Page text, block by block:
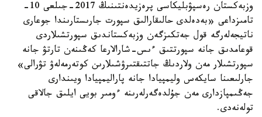
وزبەكستان رەسپۋبليكاسى پرەزيدەنتىنىڭ 2017-جىلعى 10-
تامىزداعى «بەدەلدى حالىقارالىق سپورت جارىستارىندا جوعارى
ناتيجەلەرگە قول جەتكىزگەن وزبەكستاندىق سپورتشىلاردى
قوعامدىق جانە سپورتتىق ءىس-شارالارعا كەڭىنەن تارتۋ جانە
سپورتشىلار مەن ولاردىڭ جاتتىقتىرۋشىلارىن كوتەرمەلەۋ تۋرالى»
جارلىعىنا سايكەس وليمپيادا جانە پاراليمپيادا ويىندارى
جەڭىمپازدارى مەن جۇلدەگەرلەرىنە ءومىر بويى ايلىق جالاقى
تولەنەدى.